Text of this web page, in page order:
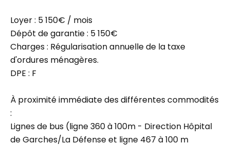
Loyer : 5 150€ / mois
Dépôt de garantie : 5 150€
Charges : Régularisation annuelle de la taxe
d'ordures ménagères.
DPE : F
À proximité immédiate des différentes commodités
:
Lignes de bus (ligne 360 à 100m - Direction Hôpital
de Garches/La Défense et ligne 467 à 100 m